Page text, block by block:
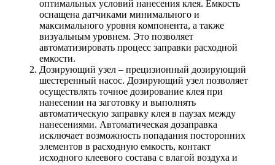
оптимальных условий нанесения клея. Емкость
оснащена датчиками минимального и
максимального уровня компонента, а также
визуальным уровнем. Это позволяет
автоматизировать процесс заправки расходной
емкости.
Дозирующий узел – прецизионный дозирующий
шестеренный насос. Дозирующий узел позволяет
осуществлять точное дозирование клея при
нанесении на заготовку и выполнять
автоматическую заправку клея в паузах между
нанесениями. Автоматическая дозаправка
исключает возможность попадания посторонних
элементов в расходную емкость, контакт
исходного клеевого состава с влагой воздуха и